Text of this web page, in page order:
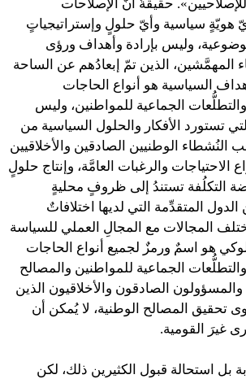
حقيقةُ أنّ الإصلاحات
هويّةٍ سياسية وأيّ حلولٍ وإستراتيجياتٍ
وليس بإرادة وأهداف ورؤى
المهمَّشين، الذين تمّ إبعادُهم عن الساحة
السياسية هو أنواع الحاجات
الجماعية للمواطنين، وليس
تستورد الأفكار والحلول السياسية من
النُشطاء الوطنيين الصادقين والأخلاقيين
الاحتياجات والرغبات العامَّة، وإنتاج حلولٍ
التكلُفة تستندُ إلى ظروفٍ محليةٍ
المتقدِّمة التي لديها اختلافاتٌ
المجالات مع المجالِ العملي للسياسة
هو اسمٌ ورمزٌ لجميع أنواع الحاجات
الجماعية للمواطنين والمصالح
والمسؤولون الصادقون والأخلاقيون الذين
المصالح الوطنية، لا يُمكن أن
غيرَ القومية.
استحالة قبول الكثيرين ذلك، لكن